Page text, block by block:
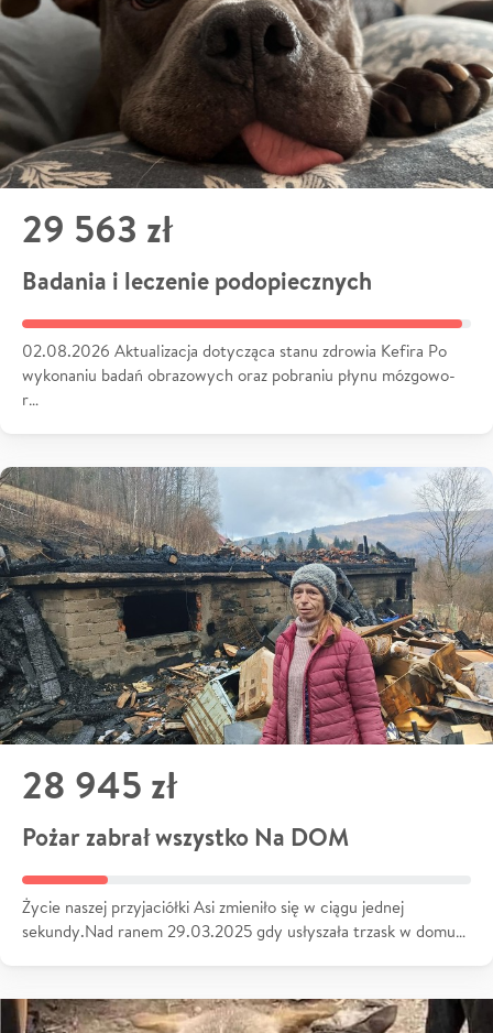
29 563 zł
Badania i leczenie podopiecznych
02.08.2026 Aktualizacja dotycząca stanu zdrowia Kefira Po
wykonaniu badań obrazowych oraz pobraniu płynu mózgowo-
r…
28 945 zł
Pożar zabrał wszystko Na DOM
Życie naszej przyjaciółki Asi zmieniło się w ciągu jednej
sekundy.Nad ranem 29.03.2025 gdy usłyszała trzask w domu…